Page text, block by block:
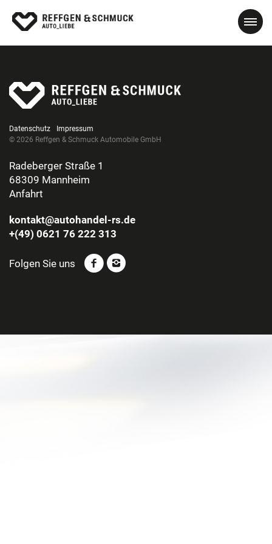
Datenschutz
Impressum
© 2026 Reffgen & Schmuck Automobile GmbH
Radeberger Straße 1
68309 Mannheim
Anfahrt
kontakt@autohandel-rs.de
+(49) 0621 76 222 313
Folgen Sie uns